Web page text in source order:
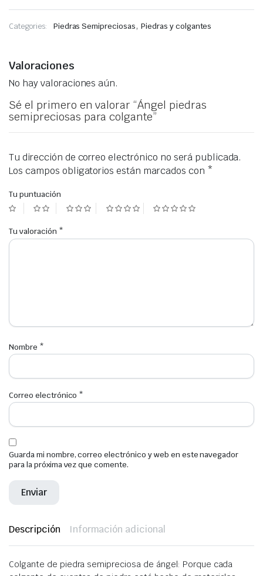
Categories: Piedras Semipreciosas, Piedras y colgantes
Valoraciones
No hay valoraciones aún.
Sé el primero en valorar “Ángel piedras
semipreciosas para colgante”
Tu dirección de correo electrónico no será publicada.
Los campos obligatorios están marcados con *
Tu puntuación
Tu valoración *
Nombre *
Correo electrónico *
Guarda mi nombre, correo electrónico y web en este navegador
para la próxima vez que comente.
Descripción Información adicional
Colgante de piedra semipreciosa de ángel: Porque cada